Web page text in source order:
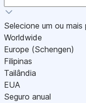
Selecione um ou mais
Worldwide
Europe (Schengen)
Filipinas
Tailândia
EUA
Seguro anual